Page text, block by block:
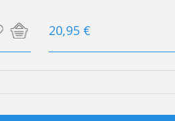
20,95 €